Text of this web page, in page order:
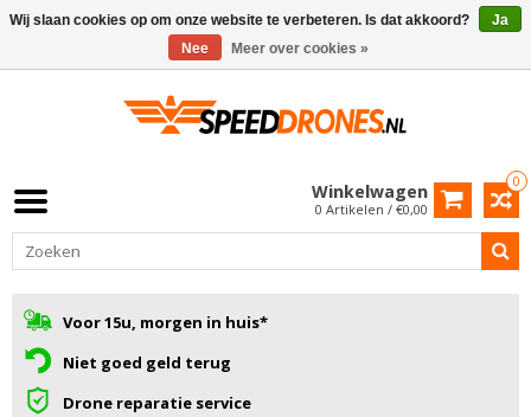
0
Winkelwagen
0 Artikelen / €0,00
Voor 15u, morgen in huis*
Niet goed geld terug
Drone reparatie service
Wij slaan cookies op om onze website te verbeteren. Is dat akkoord?
Ja
Nee
Meer over cookies »